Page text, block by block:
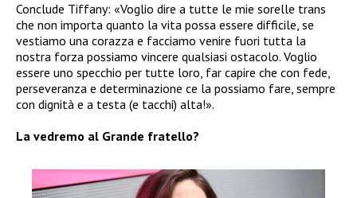
Conclude Tiffany: «Voglio dire a tutte le mie sorelle trans
che non importa quanto la vita possa essere difficile, se
vestiamo una corazza e facciamo venire fuori tutta la
nostra forza possiamo vincere qualsiasi ostacolo. Voglio
essere uno specchio per tutte loro, far capire che con fede,
perseveranza e determinazione ce la possiamo fare, sempre
con dignità e a testa (e tacchi) alta!».
La vedremo al Grande fratello?